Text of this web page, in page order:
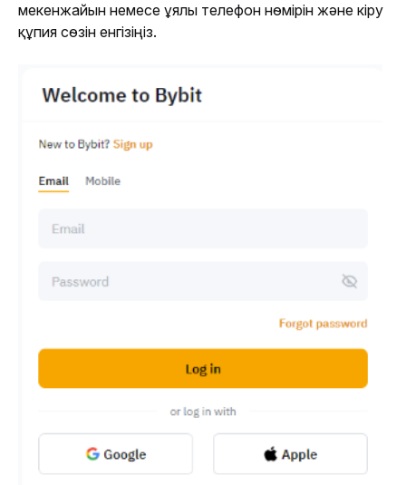
мекенжайын немесе ұялы телефон нөмірін және кіру
құпия сөзін енгізіңіз.